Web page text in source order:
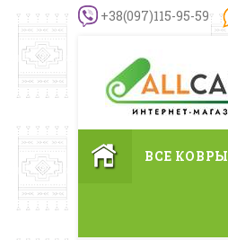
+38(097)115-95-59
ВСЕ КОВРЫ